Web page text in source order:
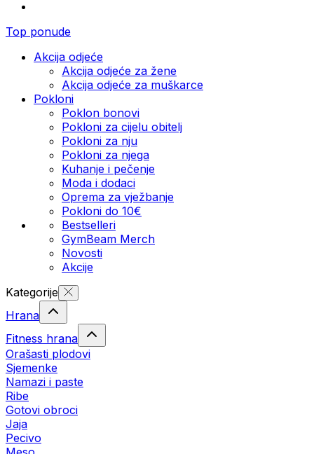
Top ponude
Akcija odjeće
Akcija odjeće za žene
Akcija odjeće za muškarce
Pokloni
Poklon bonovi
Pokloni za cijelu obitelj
Pokloni za nju
Pokloni za njega
Kuhanje i pečenje
Moda i dodaci
Oprema za vježbanje
Pokloni do 10€
Bestselleri
GymBeam Merch
Novosti
Akcije
Kategorije
Hrana
Fitness hrana
Orašasti plodovi
Sjemenke
Namazi i paste
Ribe
Gotovi obroci
Jaja
Pecivo